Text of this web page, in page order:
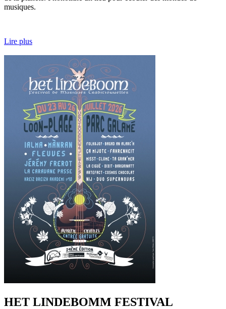
musiques.
Lire plus
HET LINDEBOMM FESTIVAL